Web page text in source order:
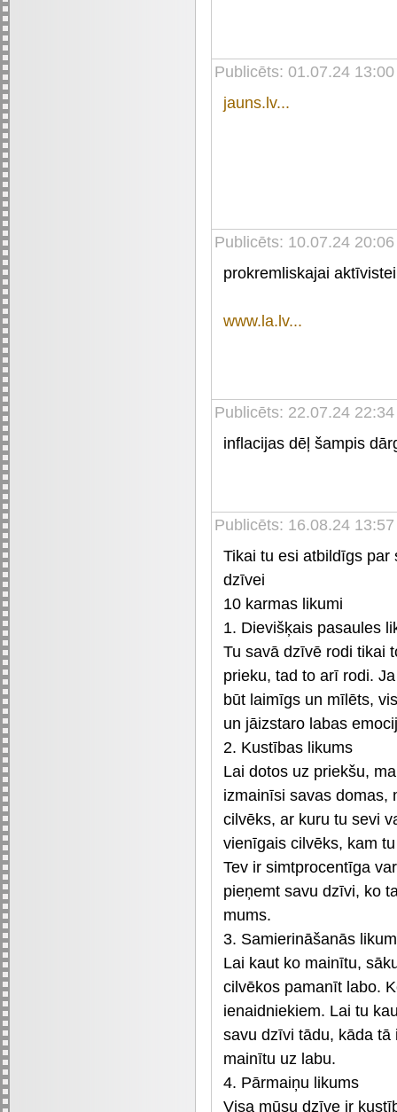
Publicēts: 01.07.24 13:00
jauns.lv...
Publicēts: 10.07.24 20:06
prokremliskajai
www.la.lv...
Publicēts: 22.07.24 22:34
inflacijas dēļ šampis
Publicēts: 16.08.24 13:57
Tikai tu esi atbildīgs
dzīvei
10 karmas likumi
1. Dievišķais pasaules
Tu savā dzīvē rodi tikai
prieku, tad to arī rodi.
būt laimīgs un mīlēts,
un jāizstaro labas
2. Kustības likums
Lai dotos uz priekšu,
izmainīsi savas domas,
cilvēks, ar kuru tu sevi
vienīgais cilvēks, kam
Tev ir simtprocentīga
pieņemt savu dzīvi, ko
mums.
3. Samierināšanās
Lai kaut ko mainītu,
cilvēkos pamanīt labo.
ienaidniekiem. Lai tu
savu dzīvi tādu, kāda
mainītu uz labu.
4. Pārmaiņu likums
Visa mūsu dzīve ir